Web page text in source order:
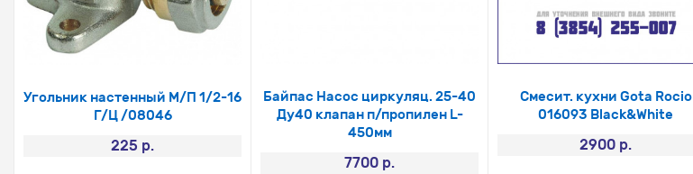
Угольник настенный М/П 1/2-16
Г/Ц /08046
225 р.
Байпас Насос циркуляц. 25-40
Ду40 клапан п/пропилен L-
450мм
7700 р.
Смесит. кухни Gota Rocio
016093 Black&White
2900 р.